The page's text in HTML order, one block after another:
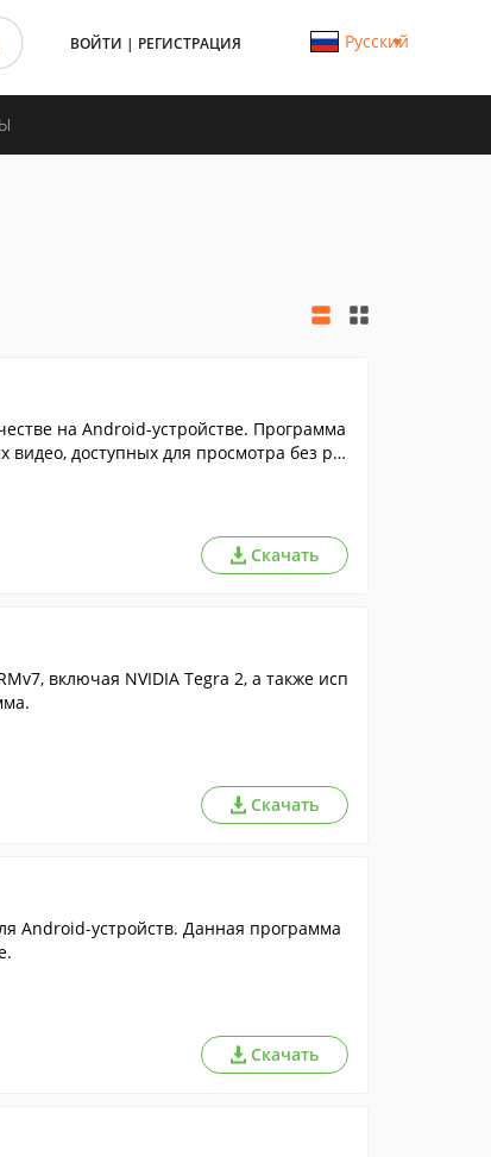
ВОЙТИ | РЕГИСТРАЦИЯ Русский
на Android-устройстве. Программа
доступных для просмотра без ре
Скачать
включая NVIDIA Tegra 2, а также исп
Скачать
Android-устройств. Данная программа
Скачать